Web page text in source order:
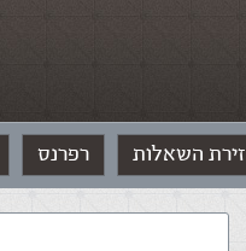
זירת השאלות רפרנס